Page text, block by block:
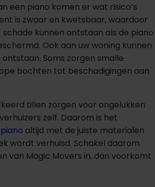
een piano komen er wat risico’s
is zwaar en kwetsbaar, waardoor
schade kunnen ontstaan als de piano
Ook aan uw woning kunnen
Soms zorgen smalle
bochten tot beschadigingen aan
tillen zorgen voor ongelukken
zelf. Daarom is het
altijd met de juiste materialen
wordt verhuisd. Schakel daarom
van Magic Movers in, dan voorkomt